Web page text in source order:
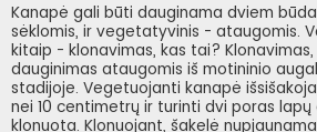
Kanapė gali būti dauginama dviem
sėklomis, ir vegetatyvinis - ataugomis.
kitaip - klonavimas, kas tai?
dauginimas ataugomis iš motininio
stadijoje. Vegetuojanti kanapė
nei 10 centimetrų ir turinti dvi poras
klonuota. Klonuojant, šakelė